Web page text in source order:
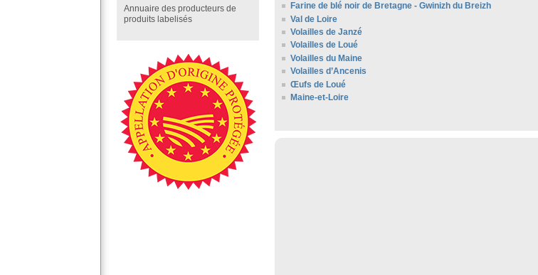
Annuaire des producteurs de
produits labelisés
Farine de blé noir de Bretagne - Gwinizh du Breizh
Val de Loire
Volailles de Janzé
Volailles de Loué
Volailles du Maine
Volailles d’Ancenis
Œufs de Loué
Maine-et-Loire